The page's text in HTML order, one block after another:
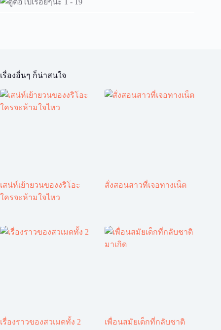
เรื่องอื่นๆ ก็น่าสนใจ
เสน่ห์เย้ายวนของงริโอะ
ใครจะห้ามใจไหว
สั่งสอนสาวที่เจอทางเน็ต
เรื่องราวของสวเมดทั้ง 2
เพื่อนสมัยเด็กที่กลับชาติ